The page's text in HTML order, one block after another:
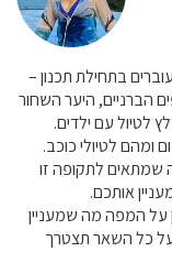
בתחילת תכנון –
הברניים, היער השחור
לטיול עם ילדים.
ומהם לטיולי כוכב.
שמתאים לתקופה זו
אותכם.
על המפה מה שמעניין
כל השאר תצטרך